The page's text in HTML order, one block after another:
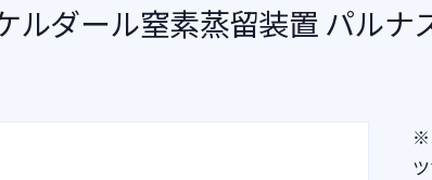
ルダール窒素蒸留装置 パルナ
※
ツ